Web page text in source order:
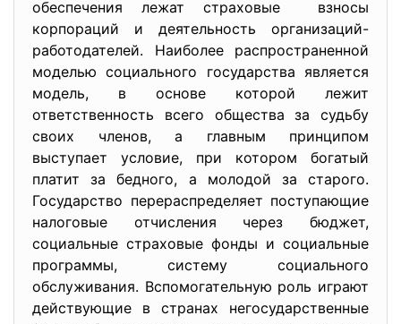
обеспечения лежат страховые взносы
корпораций и деятельность организаций-
работодателей. Наиболее распространенной
моделью социального государства является
модель, в основе которой лежит
ответственность всего общества за судьбу
своих членов, а главным принципом
выступает условие, при котором богатый
платит за бедного, а молодой за старого.
Государство перераспределяет поступающие
налоговые отчисления через бюджет,
социальные страховые фонды и социальные
программы, систему социального
обслуживания. Вспомогательную роль играют
действующие в странах негосударственные